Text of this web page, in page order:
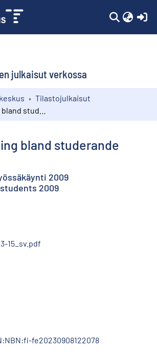
julkaisut verkossa
Tilastojulkaisut
bland studerande
2009
2009
15_sv.pdf
fe20230908122078